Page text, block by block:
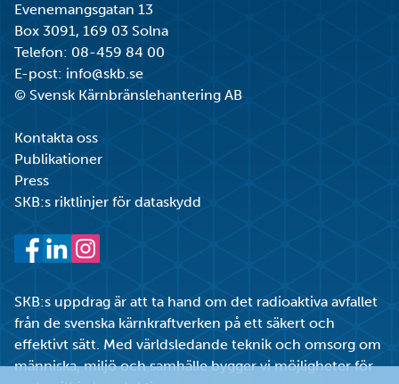
Evenemangsgatan 13
Box 3091, 169 03 Solna
Telefon: 08-459 84 00
E-post: info@skb.se
© Svensk Kärnbränslehantering AB
Kontakta oss
Publikationer
Press
SKB:s riktlinjer för dataskydd
SKB:s uppdrag är att ta hand om det radioaktiva avfallet
från de svenska kärnkraftverken på ett säkert och
effektivt sätt. Med världsledande teknik och omsorg om
människa, miljö och samhälle bygger vi möjligheter för